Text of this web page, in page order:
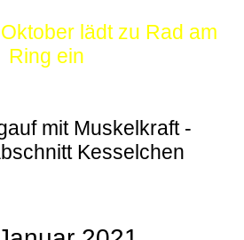
lädt zu Rad am
Ring ein
mit Muskelkraft -
Kesselchen